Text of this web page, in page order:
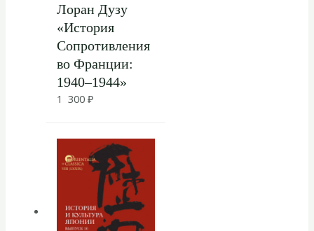
Лоран Дузу
«История
Сопротивления
во Франции:
1940–1944»
1 300 ₽